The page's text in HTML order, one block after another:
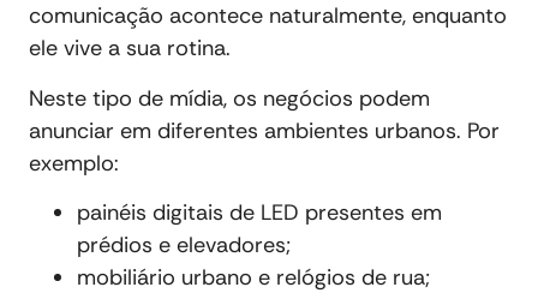
comunicação acontece naturalmente, enquanto
ele vive a sua rotina.
Neste tipo de mídia, os negócios podem
anunciar em diferentes ambientes urbanos. Por
exemplo:
painéis digitais de LED presentes em
prédios e elevadores;
mobiliário urbano e relógios de rua;